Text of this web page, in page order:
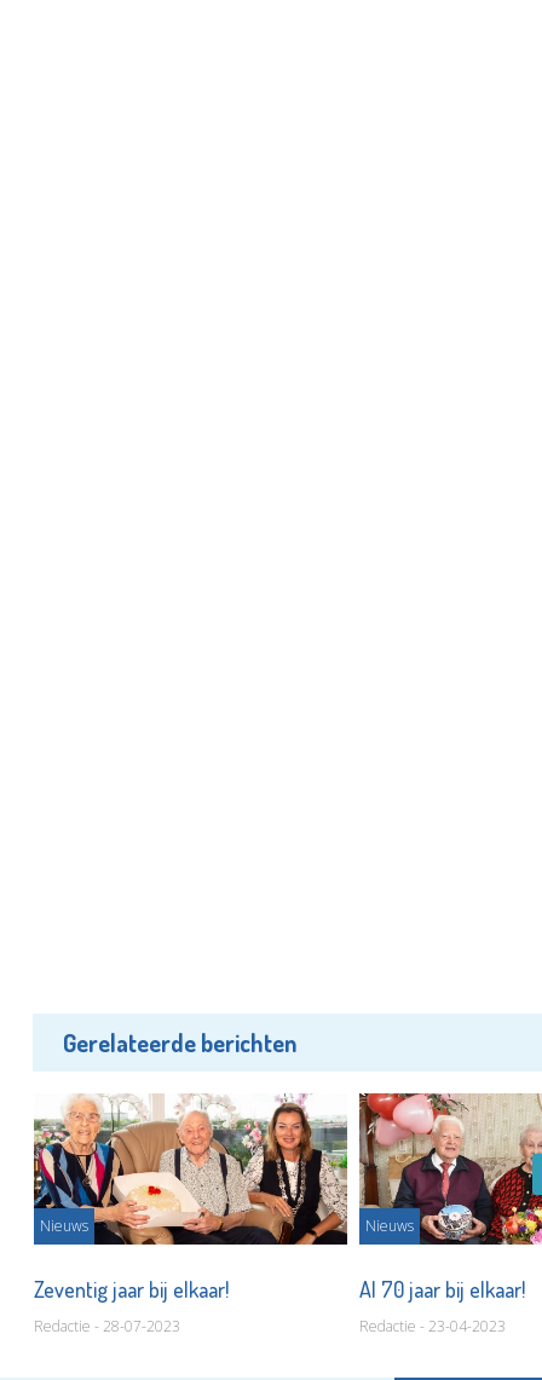
Gerelateerde berichten
Nieuws
Zeventig jaar bij elkaar!
Redactie - 28-07-2023
Nieuws
Al 70 jaar bij elkaar!
Redactie - 23-04-2023